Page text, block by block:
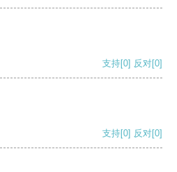
支持[0] 反对[0]
支持[0] 反对[0]